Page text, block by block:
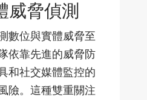
威脅偵測
數位與實體威脅至
依靠先進的威脅防
和社交媒體監控的
險。這種雙重關注